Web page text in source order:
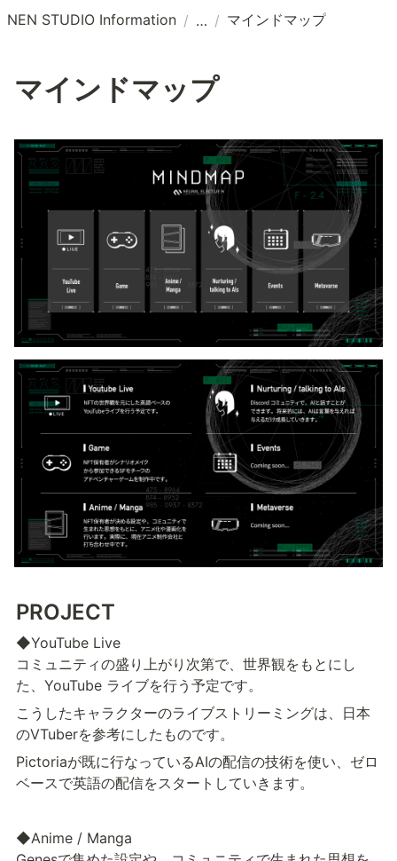
NEN STUDIO Information / / マインドマップ
マインドマップ
PROJECT
◆YouTube Live
コミュニティの盛り上がり次第で、世界観をもとにし
た、YouTube ライブを行う予定です。
こうしたキャラクターのライブストリーミングは、日本
のVTuberを参考にしたものです。
Pictoriaが既に行なっているAIの配信の技術を使い、ゼロ
ベースで英語の配信をスタートしていきます。
◆Anime / Manga